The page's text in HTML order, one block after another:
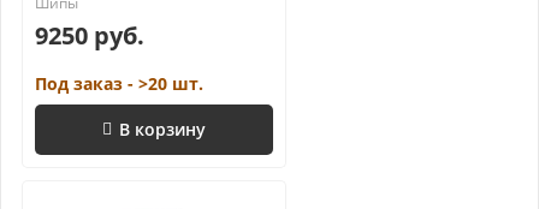
9250 руб.
Под заказ - >20 шт.
В корзину